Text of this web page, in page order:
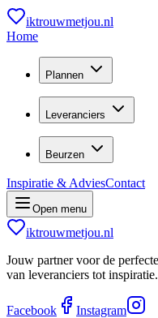
iktrouwmetjou.nl
Home
Plannen
Leveranciers
Beurzen
Inspiratie & AdviesContact
Open menu
iktrouwmetjou.nl
Jouw partner voor de
van leveranciers tot inspiratie.
Facebook Instagram